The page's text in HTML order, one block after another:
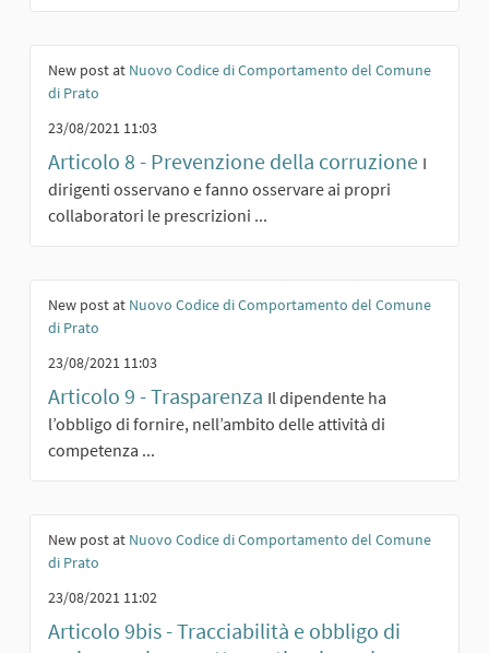
New post at Nuovo Codice di Comportamento del Comune
di Prato
23/08/2021 11:03
Articolo 8 - Prevenzione della corruzione I
dirigenti osservano e fanno osservare ai propri
collaboratori le prescrizioni ...
New post at Nuovo Codice di Comportamento del Comune
di Prato
23/08/2021 11:03
Articolo 9 - Trasparenza Il dipendente ha
l’obbligo di fornire, nell’ambito delle attività di
competenza ...
New post at Nuovo Codice di Comportamento del Comune
di Prato
23/08/2021 11:02
Articolo 9bis - Tracciabilità e obbligo di